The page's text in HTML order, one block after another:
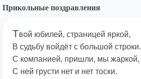
Прикольные поздравления
Твой юбилей, страницей яркой,
В судьбу войдёт с большой строки.
С компанией, пришли, мы жаркой,
С ней грусти нет и нет тоски.